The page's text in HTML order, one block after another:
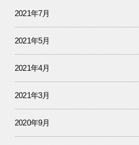
2021年7月
2021年5月
2021年4月
2021年3月
2020年9月